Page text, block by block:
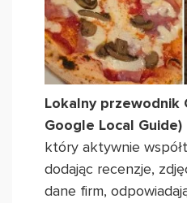
Lokalny przewodnik
Google Local Guide)
który aktywnie
dodając recenzje,
dane firm,